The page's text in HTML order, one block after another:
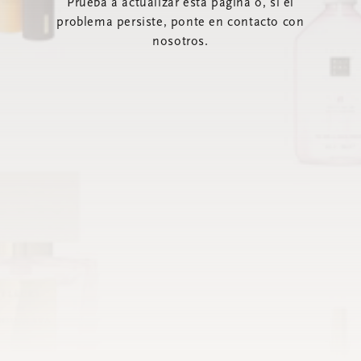
Prueba a actualizar esta página o, si el
problema persiste, ponte en contacto con
nosotros.